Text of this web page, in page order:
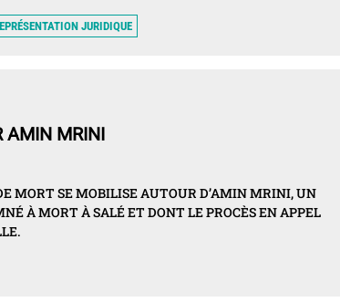
JURIDIQUE
AMIN MRINI
MORT SE MOBILISE AUTOUR D’AMIN MRINI, UN
À MORT À SALÉ ET DONT LE PROCÈS EN APPEL